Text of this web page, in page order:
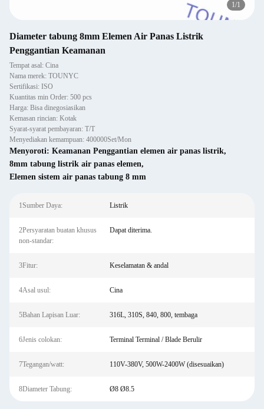
1/1
Diameter tabung 8mm Elemen Air Panas Listrik
Penggantian Keamanan
Tempat asal: Cina
Nama merek: TOUNYC
Sertifikasi: ISO
Kuantitas min Order: 500 pcs
Harga: Bisa dinegosiasikan
Kemasan rincian: Kotak
Syarat-syarat pembayaran: T/T
Menyediakan kemampuan: 400000Set/Mon
Menyoroti: Keamanan Penggantian elemen air panas listrik,
8mm tabung listrik air panas elemen,
Elemen sistem air panas tabung 8 mm
1Sumber Daya: Listrik
2Persyaratan buatan khusus
non-standar:
Dapat diterima.
3Fitur: Keselamatan & andal
4Asal usul: Cina
5Bahan Lapisan Luar: 316L, 310S, 840, 800, tembaga
6Jenis colokan: Terminal Terminal / Blade Berulir
7Tegangan/watt: 110V-380V, 500W-2400W (disesuaikan)
8Diameter Tabung: Ø8 Ø8.5